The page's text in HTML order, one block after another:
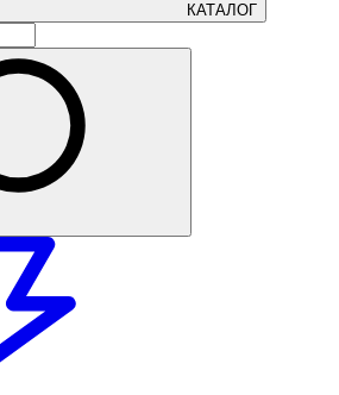
КАТАЛОГ